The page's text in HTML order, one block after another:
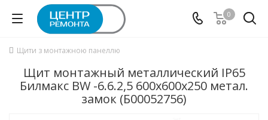
0
Щити з монтажною панеллю
Щит монтажный металлический IP65
Билмакс BW -6.6.2,5 600x600x250 метал.
замок (Б00052756)